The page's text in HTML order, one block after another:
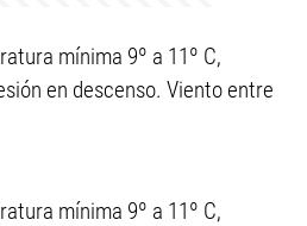
mínima 9º a 11º C,
en descenso. Viento entre
mínima 9º a 11º C,